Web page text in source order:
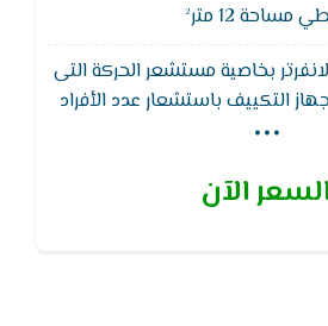
مساحة 12 متر²
بخاصية مستشعر الحركة التى
التكييف باستشعار عدد الأفراد
وضع الحفظ و إذا استشعر وجود
...
الآن